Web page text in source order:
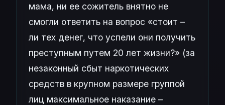
мама, ни ее сожитель внятно не
смогли ответить на вопрос «стоит –
ли тех денег, что успели они получить
преступным путем 20 лет жизни?» (за
незаконный сбыт наркотических
средств в крупном размере группой
лиц максимальное наказание –